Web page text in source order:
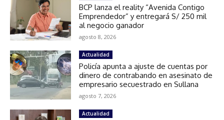
BCP lanza el reality “Avenida Contigo
Emprendedor” y entregará S/ 250 mil
al negocio ganador
agosto 8, 2026
Actualidad
Policía apunta a ajuste de cuentas por
dinero de contrabando en asesinato de
empresario secuestrado en Sullana
agosto 7, 2026
Actualidad